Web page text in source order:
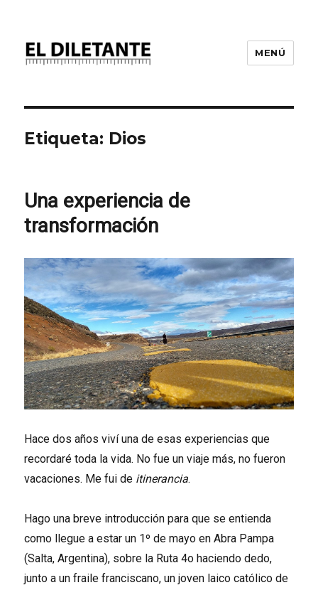
MENÚ
Etiqueta: Dios
Una experiencia de
transformación
Hace dos años viví una de esas experiencias que
recordaré toda la vida. No fue un viaje más, no fueron
vacaciones. Me fui de itinerancia.
Hago una breve introducción para que se entienda
como llegue a estar un 1º de mayo en Abra Pampa
(Salta, Argentina), sobre la Ruta 4o haciendo dedo,
junto a un fraile franciscano, un joven laico católico de